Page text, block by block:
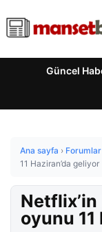
Güncel
Ana sayfa › Forumlar
11 Haziran’da geliyor
Netflix’in
oyunu 11